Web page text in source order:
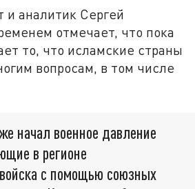
и аналитик Сергей
отмечает, что пока
то, что исламские страны
вопросам, в том числе
начал военное давление
в регионе
с помощью союзных